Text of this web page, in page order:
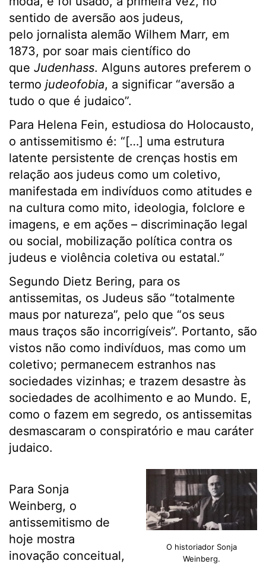
sentido de aversão aos judeus,
pelo jornalista alemão Wilhem Marr, em
1873, por soar mais científico do
que Judenhass. Alguns autores preferem o
termo judeofobia, a significar “aversão a
tudo o que é judaico”.
Para Helena Fein, estudiosa do Holocausto,
o antissemitismo é: “[…] uma estrutura
latente persistente de crenças hostis em
relação aos judeus como um coletivo,
manifestada em indivíduos como atitudes e
na cultura como mito, ideologia, folclore e
imagens, e em ações – discriminação legal
ou social, mobilização política contra os
judeus e violência coletiva ou estatal.”
Segundo Dietz Bering, para os
antissemitas, os Judeus são “totalmente
maus por natureza”, pelo que “os seus
maus traços são incorrigíveis”. Portanto, são
vistos não como indivíduos, mas como um
coletivo; permanecem estranhos nas
sociedades vizinhas; e trazem desastre às
sociedades de acolhimento e ao Mundo. E,
como o fazem em segredo, os antissemitas
desmascaram o conspiratório e mau caráter
judaico.
O historiador Sonja
Weinberg.
Para Sonja
Weinberg, o
antissemitismo de
hoje mostra
inovação conceitual,